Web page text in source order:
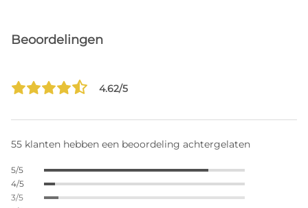
Beoordelingen
4.62/5
55 klanten hebben een beoordeling achtergelaten
5/5
4/5
3/5